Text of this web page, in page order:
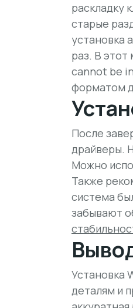
раскладку
старые
установка
раз. В этот
cannot be
форматом
После
драйверы.
Можно
Также
система
забывают
Установка
деталям и